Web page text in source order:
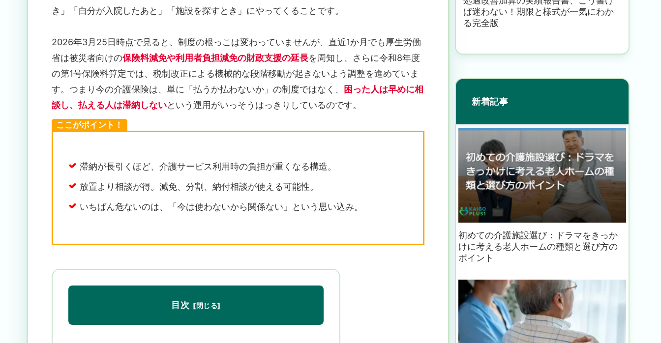
き」「自分が入院したあと」「施設を探すとき」にやってくることです。
2026年3月25日時点で見ると、制度の根っこは変わっていませんが、直近1か月でも厚生労働
省は被災者向けの保険料減免や利用者負担減免の財政支援の延長を周知し、さらに令和8年度
の第1号保険料算定では、税制改正による機械的な段階移動が起きないよう調整を進めていま
す。つまり今の介護保険は、単に「払うか払わないか」の制度ではなく、
困った人は早めに相
談し、払える人は滞納しないという運用がいっそうはっきりしているのです。
ここがポイント！
滞納が長引くほど、介護サービス利用時の負担が重くなる構造。
放置より相談が得。減免、分割、納付相談が使える可能性。
いちばん危ないのは、「今は使わないから関係ない」という思い込み。
目次
ば迷わない！期限と様式が一気にわか
る完全版
新着記事
初めての介護施設選び：ドラマをきっか
けに考える老人ホームの種類と選び方の
ポイント